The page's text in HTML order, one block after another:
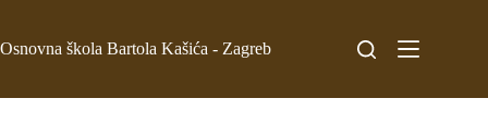
Osnovna škola Bartola Kašića - Zagreb